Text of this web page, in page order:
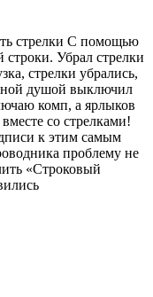
стрелки С помощью
строки. Убрал стрелки
стрелки убрались,
душой выключил
комп, а ярлыков
со стрелками!
к этим самым
проблему не
«Строковый